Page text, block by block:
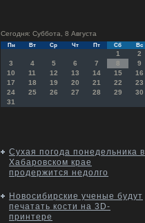
Сегодня: Суббота, 8 Августа
Пн Вт Ср Чт Пт Сб Вс
1
2
3
4 5 6 7 8
9
10
11 12 13 14 15
16
17
18 19 20 21 22
23
24
25 26 27 28 29
30
31
Сухая погода понедельника в
Хабаровском крае
продержится недолго
Новосибирские ученые будут
печатать кости на 3D-
принтере